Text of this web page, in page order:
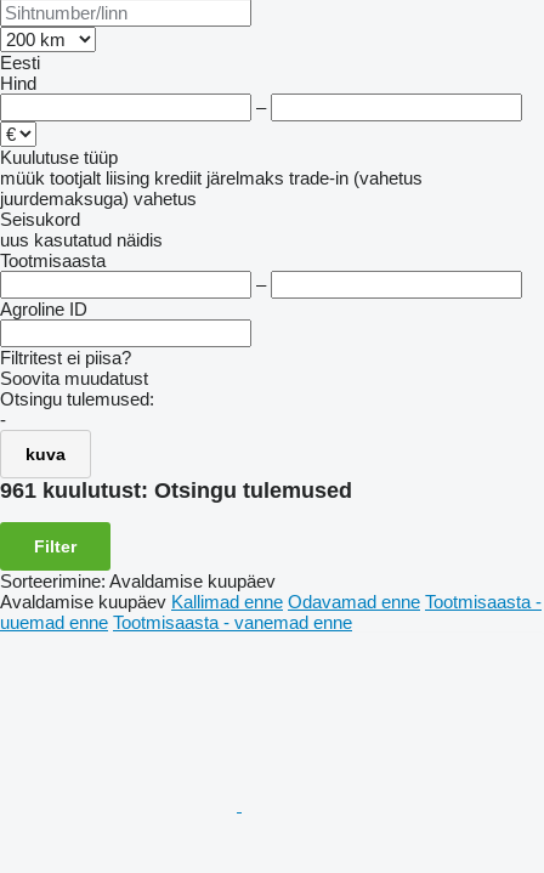
Eesti
Hind
–
Kuulutuse tüüp
müük tootjalt liising krediit järelmaks trade-in (vahetus
juurdemaksuga) vahetus
Seisukord
uus kasutatud näidis
Tootmisaasta
–
Agroline ID
Filtritest ei piisa?
Soovita muudatust
Otsingu tulemused:
-
kuva
961 kuulutust: Otsingu tulemused
Filter
Sorteerimine: Avaldamise kuupäev
Avaldamise kuupäev Kallimad enne Odavamad enne Tootmisaasta -
uuemad enne Tootmisaasta - vanemad enne